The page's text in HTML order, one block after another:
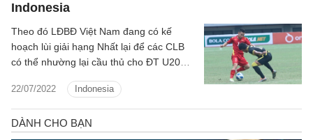
Indonesia
22/07/2022 Indonesia
Theo đó LĐBĐ Việt Nam đang có kế
hoạch lùi giải hạng Nhất lại để các CLB
có thể nhường lại cầu thủ cho ĐT U20
2023.